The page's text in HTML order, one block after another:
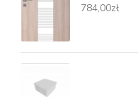
784,00zł